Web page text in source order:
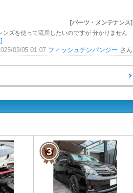
[パーツ・メンテナンス]
ズを使って流用したいのですが 分かりません
03/05 01:07 フィッシュチンパンジー さん